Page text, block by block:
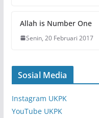
Allah is Number One
Senin, 20 Februari 2017
Sosial Media
Instagram UKPK
YouTube UKPK